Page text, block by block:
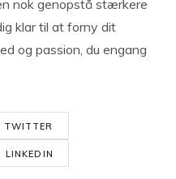
nok genopstå stærkere
klar til at forny dit
og passion, du engang
TWITTER
LINKEDIN